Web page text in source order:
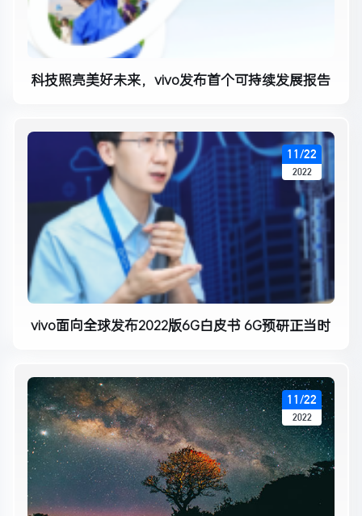
科技照亮美好未来，vivo发布首个可持续发展报告
vivo面向全球发布2022版6G白皮书 6G预研正当时
11/22
2022
11/22
2022